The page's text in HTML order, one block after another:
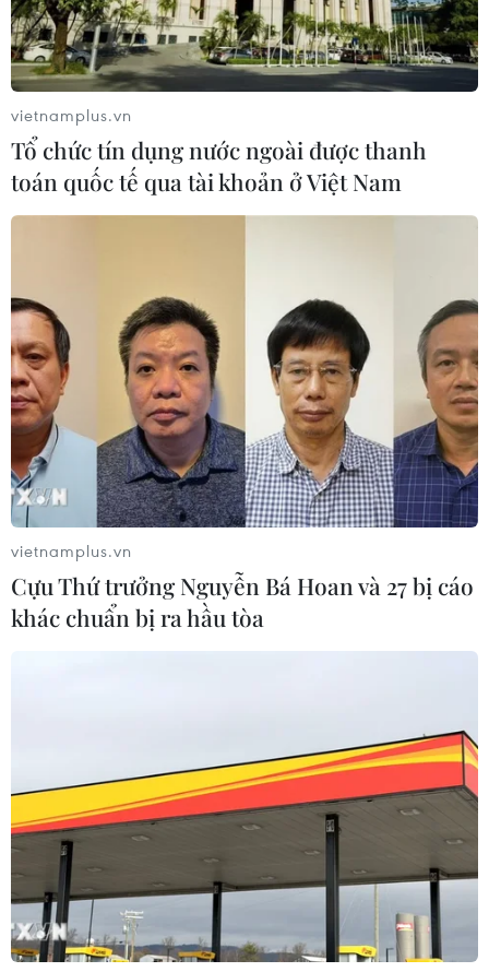
Tập trận hải quân đa quốc gia quy mô lớn
trên Biển Baltic
khai từ năm 2007 và tổ chức dưới hình thức luân phiên
hằng năm giữa Đức, Đan Mạch, Thụy Điển và Phần Lan.
Lính thủy quân lục chiến Mỹ và Hàn Quốc
tiến hành tập trận mùa Đông
16/02/2024 06:50
Nội dung tập trận của thủy quân lục chiến Hàn Quốc và
Mỹ chủ yếu là tập huấn năng lực tác chiến, các kỹ năng
sinh tồn và thao diễn trong điều kiện thời tiết có tuyết ở
địa hình đồi núi.
vietnamplus.vn
Tổ chức tín dụng nước ngoài được thanh
toán quốc tế qua tài khoản ở Việt Nam
vietnamplus.vn
Cựu Thứ trưởng Nguyễn Bá Hoan và 27 bị cáo
khác chuẩn bị ra hầu tòa